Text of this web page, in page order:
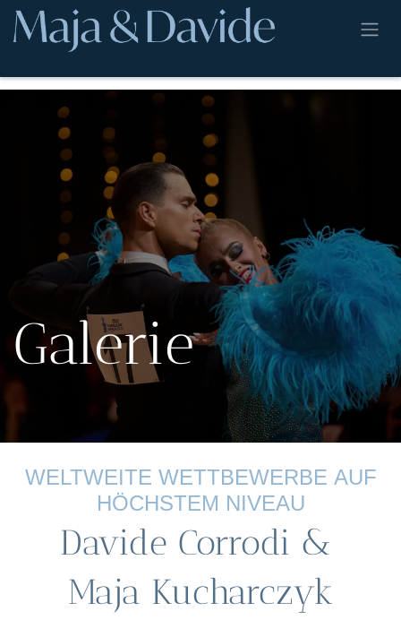
Zum Inhalt springen
Galerie
WELTWEITE WETTBEWERBE AUF
HÖCHSTEM NIVEAU
Davide Corrodi &
Maja Kucharczyk